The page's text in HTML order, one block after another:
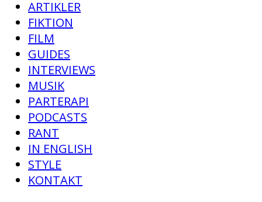
ARTIKLER
FIKTION
FILM
GUIDES
INTERVIEWS
MUSIK
PARTERAPI
PODCASTS
RANT
IN ENGLISH
STYLE
KONTAKT